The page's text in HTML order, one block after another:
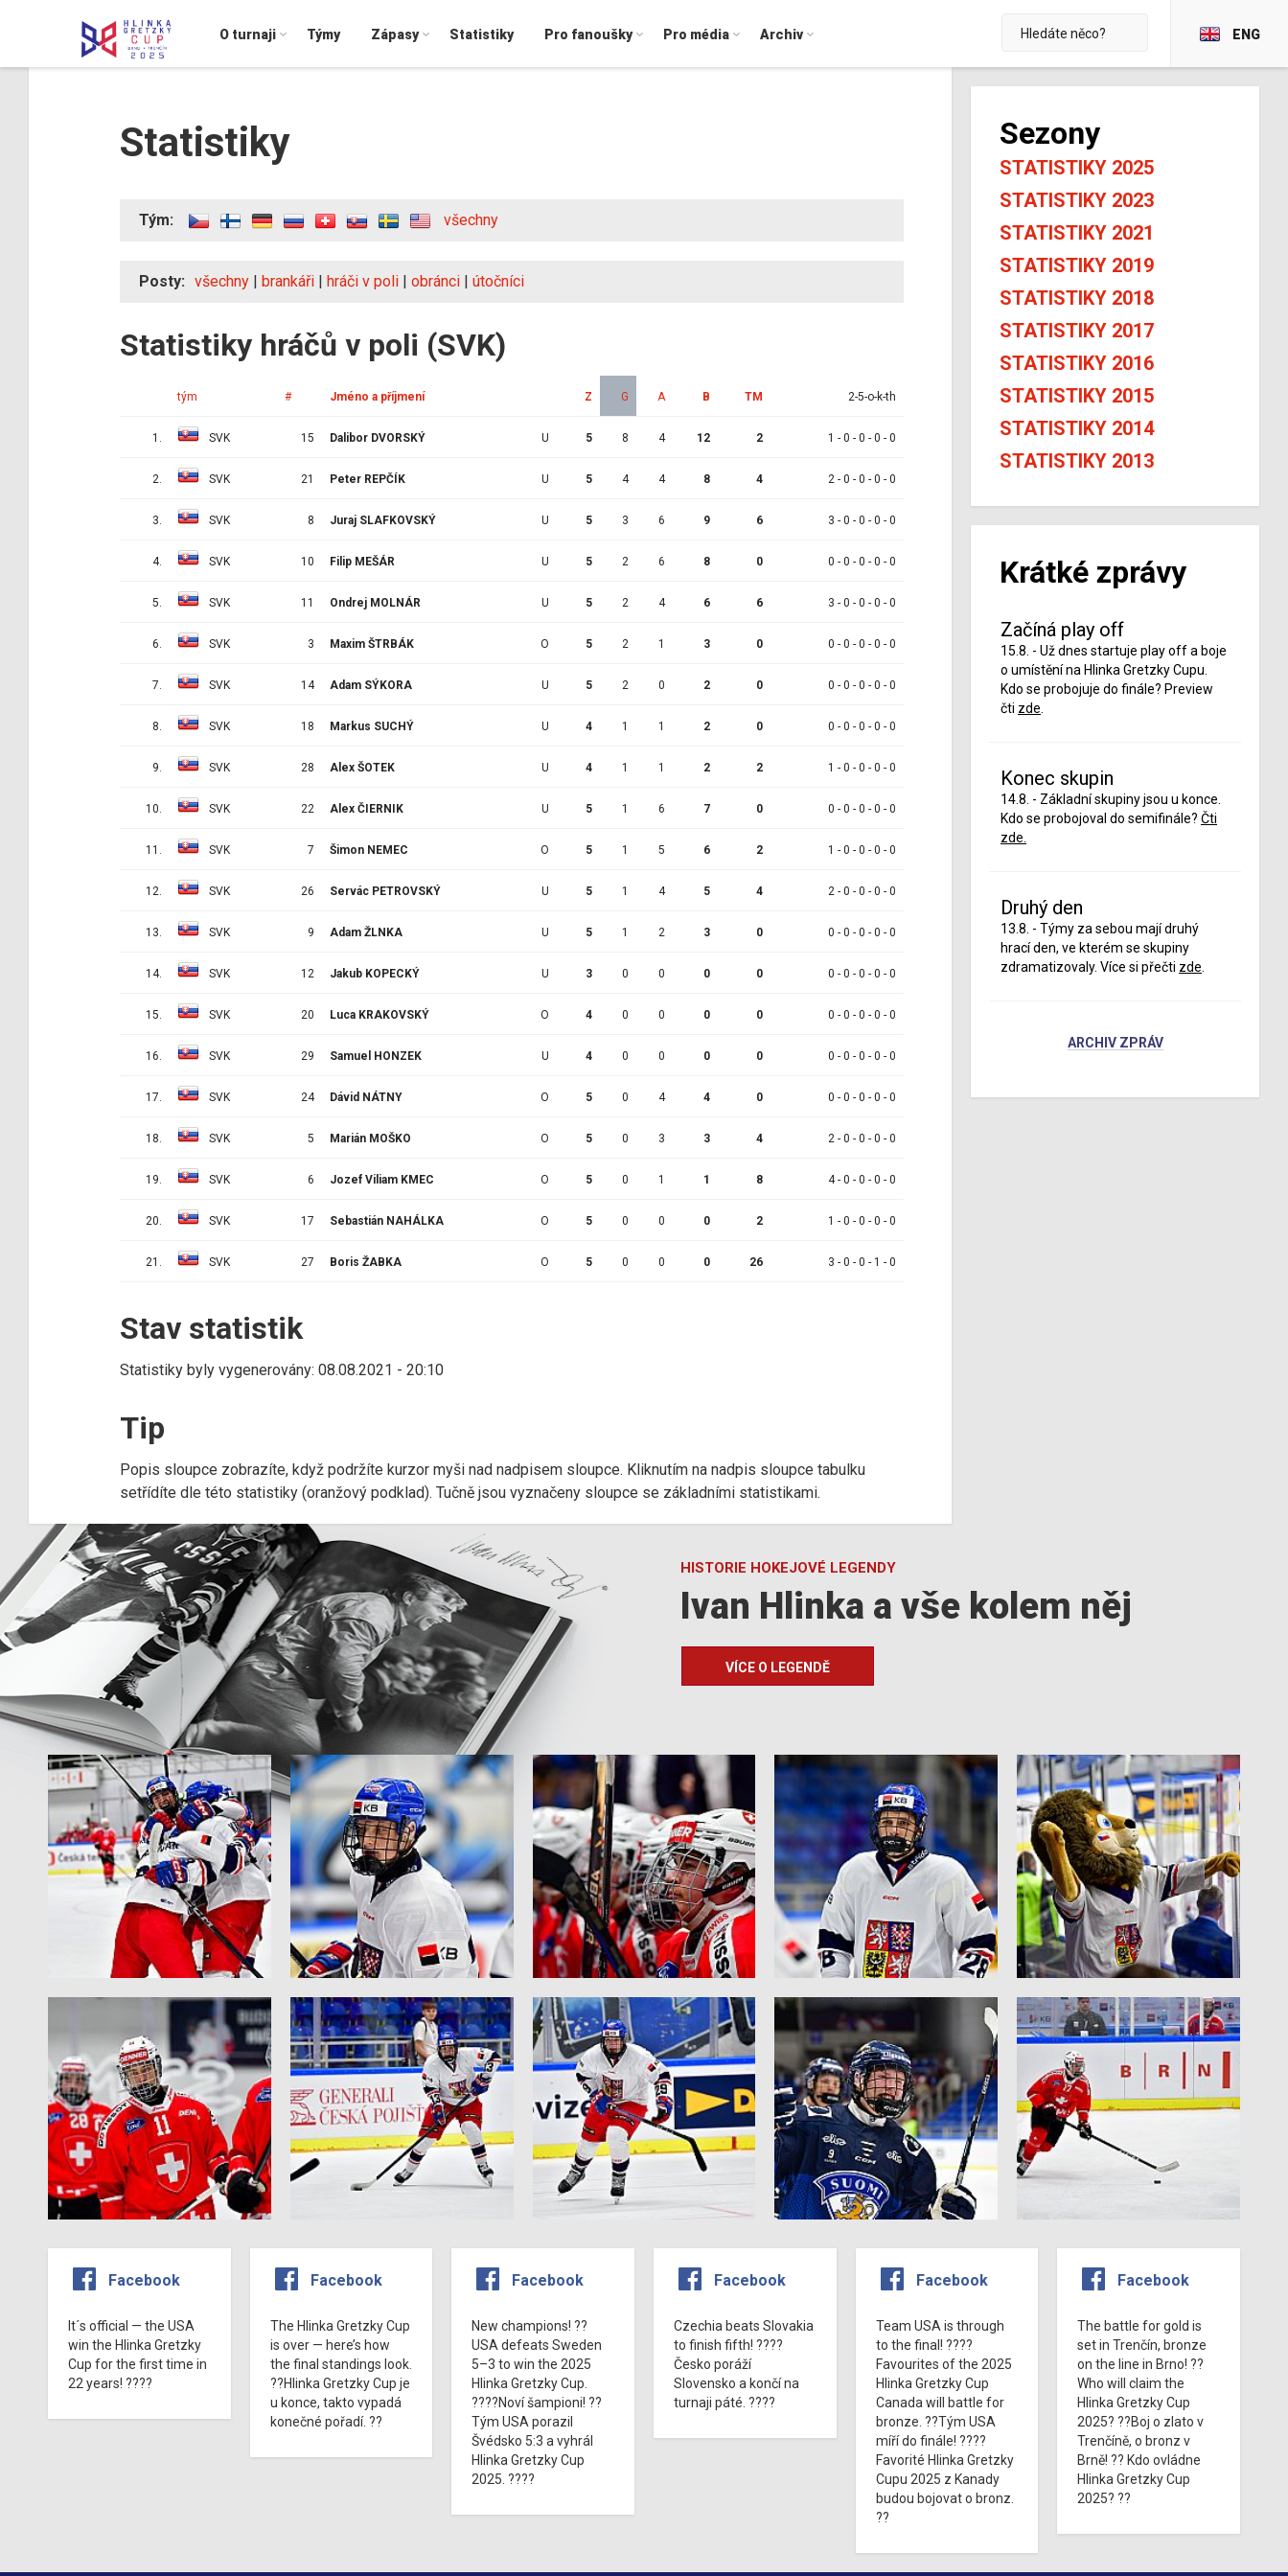
O turnaji Týmy Zápasy Statistiky Pro fanoušky Pro média Archiv ENG
Statistiky
Tým: všechny
Posty: všechny | brankáři | hráči v poli | obránci | útočníci
Statistiky hráčů v poli (SVK)
tým # Jméno a příjmení Z G A B TM 2-5-o-k-th
1. SVK 15 Dalibor DVORSKÝ U 5 8 4 12 2 1 - 0 - 0 - 0 - 0
2. SVK 21 Peter REPČÍK U 5 4 4 8 4 2 - 0 - 0 - 0 - 0
3. SVK 8 Juraj SLAFKOVSKÝ U 5 3 6 9 6 3 - 0 - 0 - 0 - 0
4. SVK 10 Filip MEŠÁR U 5 2 6 8 0 0 - 0 - 0 - 0 - 0
5. SVK 11 Ondrej MOLNÁR U 5 2 4 6 6 3 - 0 - 0 - 0 - 0
6. SVK 3 Maxim ŠTRBÁK O 5 2 1 3 0 0 - 0 - 0 - 0 - 0
7. SVK 14 Adam SÝKORA U 5 2 0 2 0 0 - 0 - 0 - 0 - 0
8. SVK 18 Markus SUCHÝ U 4 1 1 2 0 0 - 0 - 0 - 0 - 0
9. SVK 28 Alex ŠOTEK U 4 1 1 2 2 1 - 0 - 0 - 0 - 0
10. SVK 22 Alex ČIERNIK U 5 1 6 7 0 0 - 0 - 0 - 0 - 0
11. SVK 7 Šimon NEMEC O 5 1 5 6 2 1 - 0 - 0 - 0 - 0
12. SVK 26 Servác PETROVSKÝ U 5 1 4 5 4 2 - 0 - 0 - 0 - 0
13. SVK 9 Adam ŽLNKA U 5 1 2 3 0 0 - 0 - 0 - 0 - 0
14. SVK 12 Jakub KOPECKÝ U 3 0 0 0 0 0 - 0 - 0 - 0 - 0
15. SVK 20 Luca KRAKOVSKÝ O 4 0 0 0 0 0 - 0 - 0 - 0 - 0
16. SVK 29 Samuel HONZEK U 4 0 0 0 0 0 - 0 - 0 - 0 - 0
17. SVK 24 Dávid NÁTNY O 5 0 4 4 0 0 - 0 - 0 - 0 - 0
18. SVK 5 Marián MOŠKO O 5 0 3 3 4 2 - 0 - 0 - 0 - 0
19. SVK 6 Jozef Viliam KMEC O 5 0 1 1 8 4 - 0 - 0 - 0 - 0
20. SVK 17 Sebastián NAHÁLKA O 5 0 0 0 2 1 - 0 - 0 - 0 - 0
21. SVK 27 Boris ŽABKA O 5 0 0 0 26 3 - 0 - 0 - 1 - 0
Stav statistik
Statistiky byly vygenerovány: 08.08.2021 - 20:10
Tip
Popis sloupce zobrazíte, když podržíte kurzor myši nad nadpisem sloupce. Kliknutím na nadpis sloupce tabulku
setřídíte dle této statistiky (oranžový podklad). Tučně jsou vyznačeny sloupce se základními statistikami.
Sezony
STATISTIKY 2025
STATISTIKY 2023
STATISTIKY 2021
STATISTIKY 2019
STATISTIKY 2018
STATISTIKY 2017
STATISTIKY 2016
STATISTIKY 2015
STATISTIKY 2014
STATISTIKY 2013
Krátké zprávy
Začíná play off
15.8. - Už dnes startuje play off a boje
o umístění na Hlinka Gretzky Cupu.
Kdo se probojuje do finále? Preview
čti zde
Konec skupin
14.8. - Základní skupiny jsou u konce.
Kdo se probojoval do semifinále? Čti
zde.
Druhý den
13.8. - Týmy za sebou mají druhý
hrací den, ve kterém se skupiny
zdramatizovaly. Více si přečti zde
ARCHIV ZPRÁV
HISTORIE HOKEJOVÉ LEGENDY
Ivan Hlinka a vše kolem něj
VÍCE O LEGENDĚ
Facebook
It´s official — the USA
win the Hlinka Gretzky
Cup for the first time in
22 years! ????
Facebook
The Hlinka Gretzky Cup
is over — here’s how
the final standings look.
??Hlinka Gretzky Cup je
u konce, takto vypadá
konečné pořadí. ??
Facebook
New champions! ??
USA defeats Sweden
5–3 to win the 2025
Hlinka Gretzky Cup.
????Noví šampioni! ??
Tým USA porazil
Švédsko 5:3 a vyhrál
Hlinka Gretzky Cup
2025. ????
Facebook
Czechia beats Slovakia
to finish fifth! ????
Česko poráží
Slovensko a končí na
turnaji páté. ????
Facebook
Team USA is through
to the final! ????
Favourites of the 2025
Hlinka Gretzky Cup
Canada will battle for
bronze. ??Tým USA
míří do finále! ????
Favorité Hlinka Gretzky
Cupu 2025 z Kanady
budou bojovat o bronz.
??
Facebook
The battle for gold is
set in Trenčín, bronze
on the line in Brno! ??
Who will claim the
Hlinka Gretzky Cup
2025? ??Boj o zlato v
Trenčíně, o bronz v
Brně! ?? Kdo ovládne
Hlinka Gretzky Cup
2025? ??